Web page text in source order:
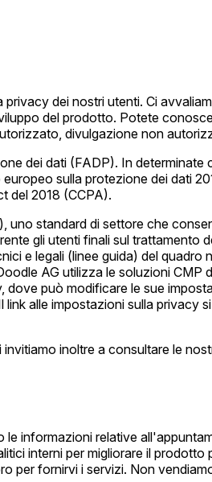
dei nostri utenti. Ci
del prodotto. Potete
divulgazione non
dei dati (FADP). In
sulla protezione dei dati
del 2018 (CCPA).
uno standard di settore che
gli utenti finali sul trattamento
e legali (linee guida) del
AG utilizza le soluzioni CMP
può modificare le sue
alle impostazioni sulla privacy
inoltre a consultare le
informazioni relative
interni per migliorare il
per fornirvi i servizi. Non